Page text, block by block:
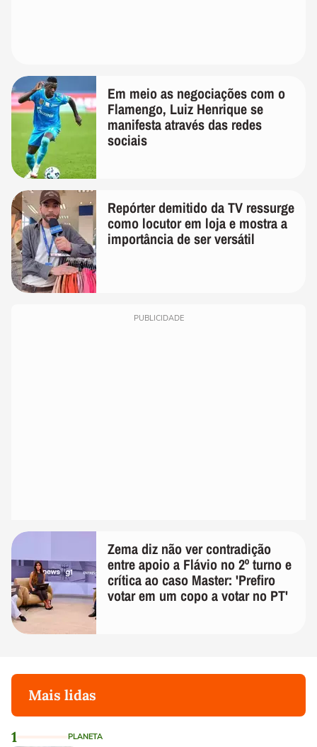
Em meio as negociações com o
Flamengo, Luiz Henrique se
manifesta através das redes
sociais
Repórter demitido da TV ressurge
como locutor em loja e mostra a
importância de ser versátil
PUBLICIDADE
Zema diz não ver contradição
entre apoio a Flávio no 2º turno e
crítica ao caso Master: 'Prefiro
votar em um copo a votar no PT'
Mais lidas
1 PLANETA